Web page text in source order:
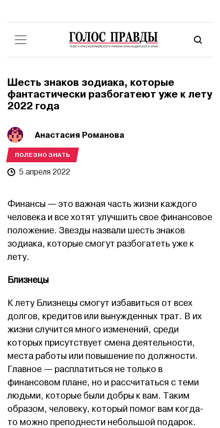
Шесть знаков зодиака, которые
фантастически разбогатеют уже к лету
2022 года
Анастасия Романова
ПОЛЕЗНО ЗНАТЬ
5 апреля 2022
Финансы — это важная часть жизни каждого
человека и все хотят улучшить свое финансовое
положение. Звезды назвали шесть знаков
зодиака, которые смогут разбогатеть уже к
лету.
Близнецы
К лету Близнецы смогут избавиться от всех
долгов, кредитов или вынужденных трат. В их
жизни случится много изменений, среди
которых присутствует смена деятельности,
места работы или повышение по должности.
Главное — расплатиться не только в
финансовом плане, но и рассчитаться с теми
людьми, которые были добры к вам. Таким
образом, человеку, который помог вам когда-
то можно преподнести небольшой подарок.